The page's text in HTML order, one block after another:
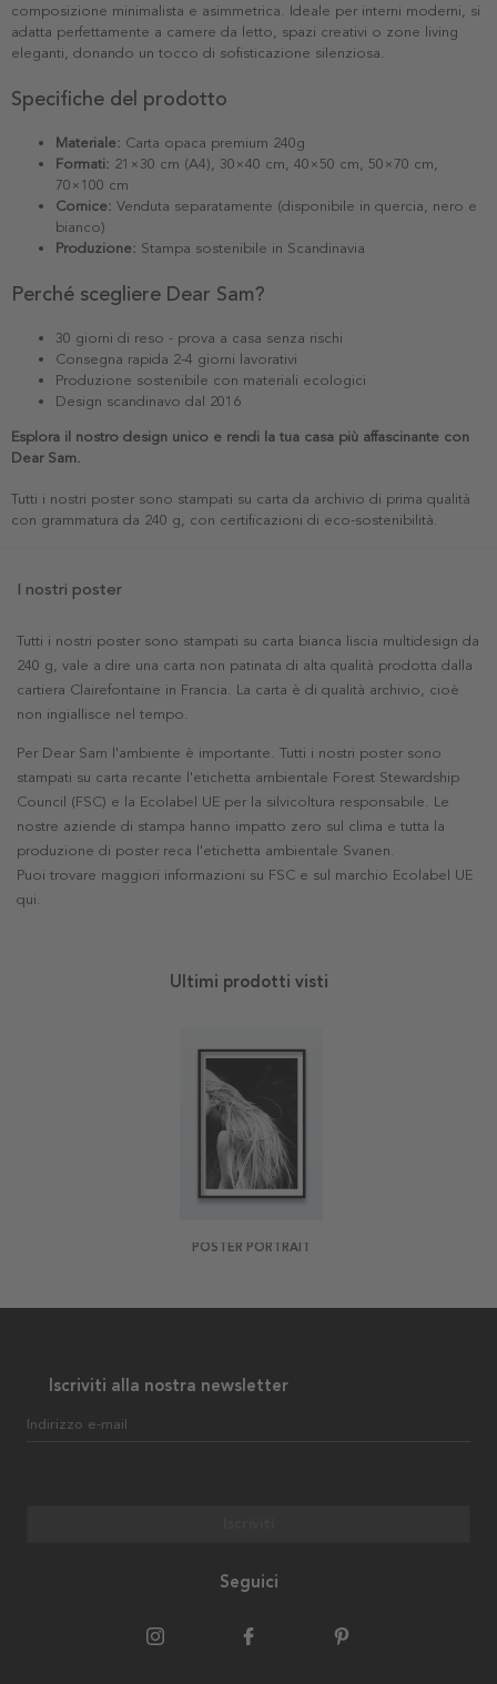
composizione minimalista e asimmetrica. Ideale per interni moderni, si
adatta perfettamente a camere da letto, spazi creativi o zone living
eleganti, donando un tocco di sofisticazione silenziosa.
Specifiche del prodotto
Materiale: Carta opaca premium 240g
Formati: 21×30 cm (A4), 30×40 cm, 40×50 cm, 50×70 cm,
70×100 cm
Cornice: Venduta separatamente (disponibile in quercia, nero e
bianco)
Produzione: Stampa sostenibile in Scandinavia
Perché scegliere Dear Sam?
30 giorni di reso - prova a casa senza rischi
Consegna rapida 2-4 giorni lavorativi
Produzione sostenibile con materiali ecologici
Design scandinavo dal 2016
Esplora il nostro design unico e rendi la tua casa più affascinante con
Dear Sam.
Tutti i nostri poster sono stampati su carta da archivio di prima qualità
con grammatura da 240 g, con certificazioni di eco-sostenibilità.
I nostri poster
Tutti i nostri poster sono stampati su carta bianca liscia multidesign da
240 g, vale a dire una carta non patinata di alta qualità prodotta dalla
cartiera Clairefontaine in Francia. La carta è di qualità archivio, cioè
non ingiallisce nel tempo.
Per Dear Sam l'ambiente è importante. Tutti i nostri poster sono
stampati su carta recante l'etichetta ambientale Forest Stewardship
Council (FSC) e la Ecolabel UE per la silvicoltura responsabile. Le
nostre aziende di stampa hanno impatto zero sul clima e tutta la
produzione di poster reca l'etichetta ambientale Svanen.
Puoi trovare maggiori informazioni su FSC e sul marchio Ecolabel UE
qui.
Ultimi prodotti visti
POSTER PORTRAIT
Iscriviti alla nostra newsletter
Indirizzo e-mail
Seguici